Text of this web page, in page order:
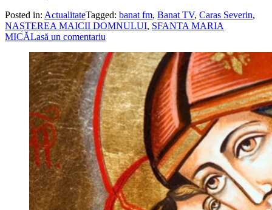
Posted in: ActualitateTagged: banat fm, Banat TV, Caras Severin,
NAȘTEREA MAICII DOMNULUI, SFANTA MARIA
MICĂLasă un comentariu